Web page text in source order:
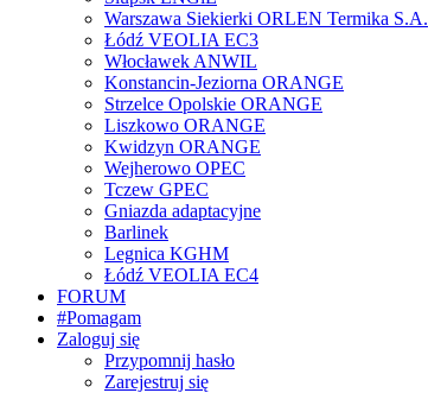
Warszawa Siekierki ORLEN Termika S.A.
Łódź VEOLIA EC3
Włocławek ANWIL
Konstancin-Jeziorna ORANGE
Strzelce Opolskie ORANGE
Liszkowo ORANGE
Kwidzyn ORANGE
Wejherowo OPEC
Tczew GPEC
Gniazda adaptacyjne
Barlinek
Legnica KGHM
Łódź VEOLIA EC4
FORUM
#Pomagam
Zaloguj się
Przypomnij hasło
Zarejestruj się